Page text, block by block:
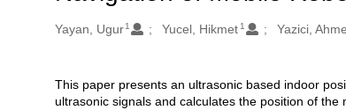
Oluşturanlar
Yayan, Ugur 1 Yucel, Hikmet 1 Yazici,
Açıklama
This paper presents an ultrasonic based indoor
ultrasonic signals and calculates the position of